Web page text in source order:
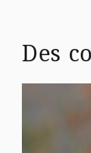
Des